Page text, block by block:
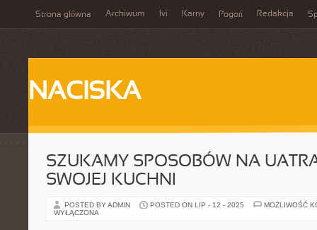
Strona główna Archiwum Ivi Karny Pogoń Redakcja
NACISKA
SZUKAMY SPOSOBÓW NA
SWOJEJ KUCHNI
POSTED BY ADMIN POSTED ON LIP - 12 - 2025
MOŻLIWOŚĆ
WYŁĄCZONA